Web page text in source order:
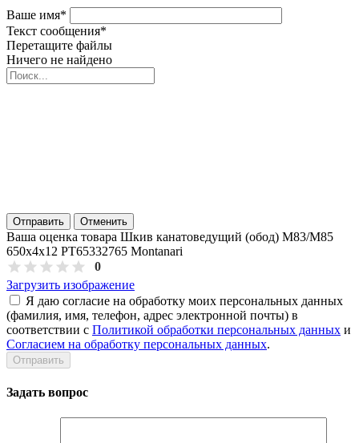
Ваше имя*
Текст сообщения*
Перетащите файлы
Ничего не найдено
Отправить Отменить
Ваша оценка товара Шкив канатоведущий (обод) M83/M85
650х4х12 PT65332765 Montanari
0
Загрузить изображение
Я даю согласие на обработку моих персональных данных
(фамилия, имя, телефон, адрес электронной почты) в
соответствии с Политикой обработки персональных данных и
Согласием на обработку персональных данных.
Задать вопрос